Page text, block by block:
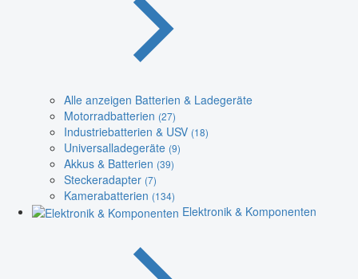
Alle anzeigen Batterien & Ladegeräte
Motorradbatterien (27)
Industriebatterien & USV (18)
Universalladegeräte (9)
Akkus & Batterien (39)
Steckeradapter (7)
Kamerabatterien (134)
Elektronik & Komponenten